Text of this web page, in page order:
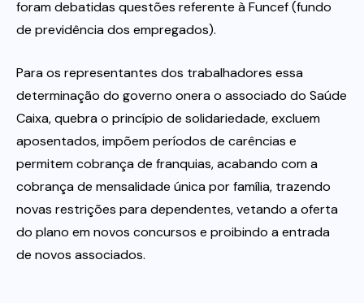
foram debatidas questões referente à Funcef (fundo
de previdência dos empregados).
Para os representantes dos trabalhadores essa
determinação do governo onera o associado do Saúde
Caixa, quebra o princípio de solidariedade, excluem
aposentados, impõem períodos de carências e
permitem cobrança de franquias, acabando com a
cobrança de mensalidade única por família, trazendo
novas restrições para dependentes, vetando a oferta
do plano em novos concursos e proibindo a entrada
de novos associados.